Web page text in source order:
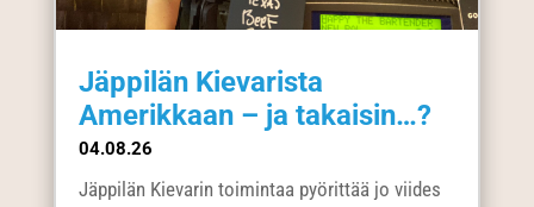
Jäppilän Kievarista
Amerikkaan – ja takaisin…?
04.08.26
Jäppilän Kievarin toimintaa pyörittää jo viides